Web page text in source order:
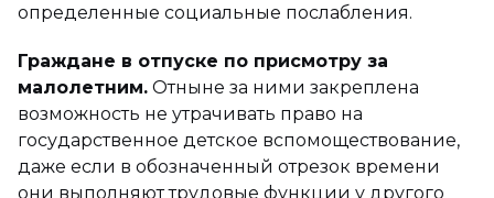
определенные социальные послабления.
Граждане в отпуске по присмотру за
малолетним. Отныне за ними закреплена
возможность не утрачивать право на
государственное детское вспомоществование,
даже если в обозначенный отрезок времени
они выполняют трудовые функции у другого